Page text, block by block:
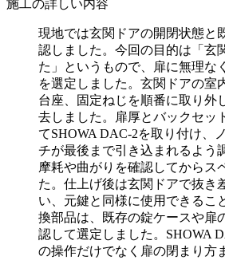
施工の詳しい内容
現地では玄関ドアの開閉状態と
認しました。今回の目的は「玄
た」というもので、扉に無理な
を選定しました。玄関ドアの室
台座、固定ねじを順番に取り外
去しました。扉厚とバックセッ
てSHOWA DAC-2を取り付け、
チが最後まで引き込まれるよう
摩耗や曲がりを確認してからス
た。仕上げ後は玄関ドアで抜き
い、元鍵と同様に使用できるこ
換部品は、既存の錠ケースや扉
認して選定しました。SHOWA
の操作だけでなく扉の閉まり方